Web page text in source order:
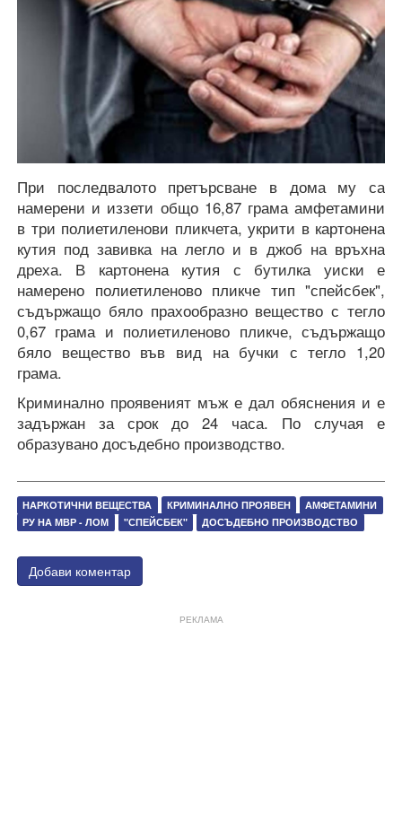
При последвалото претърсване в дома му са
намерени и иззети общо 16,87 грама амфетамини
в три полиетиленови пликчета, укрити в картонена
кутия под завивка на легло и в джоб на връхна
дреха. В картонена кутия с бутилка уиски е
намерено полиетиленово пликче тип "спейсбек",
съдържащо бяло прахообразно вещество с тегло
0,67 грама и полиетиленово пликче, съдържащо
бяло вещество във вид на бучки с тегло 1,20
грама.
Криминално проявеният мъж е дал обяснения и е
задържан за срок до 24 часа. По случая е
образувано досъдебно производство.
НАРКОТИЧНИ ВЕЩЕСТВА КРИМИНАЛНО ПРОЯВЕН
АМФЕТАМИНИ
РУ НА МВР - ЛОМ
"СПЕЙСБЕК" ДОСЪДЕБНО ПРОИЗВОДСТВО
Добави коментар
РЕКЛАМА